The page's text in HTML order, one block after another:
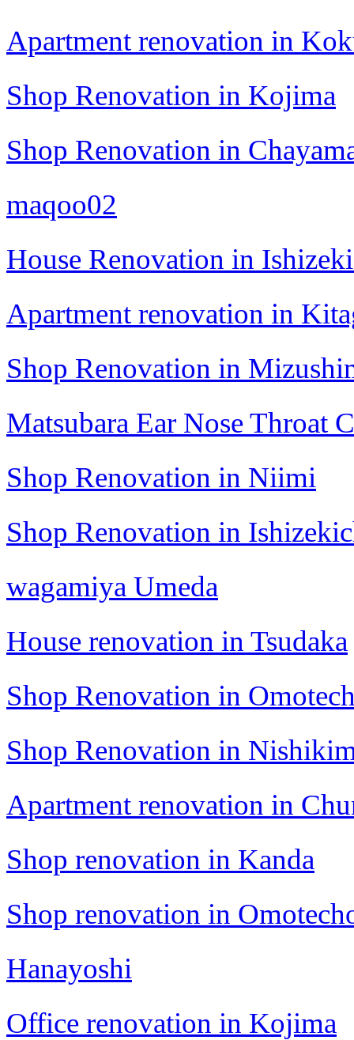
Apartment renovation in
Shop Renovation in Kojima
Shop Renovation in
maqoo02
House Renovation in
Apartment renovation in
Shop Renovation in
Matsubara Ear Nose Throat
Shop Renovation in Niimi
Shop Renovation in
wagamiya Umeda
House renovation in Tsudaka
Shop Renovation in
Shop Renovation in
Apartment renovation in
Shop renovation in Kanda
Shop renovation in
Hanayoshi
Office renovation in Kojima